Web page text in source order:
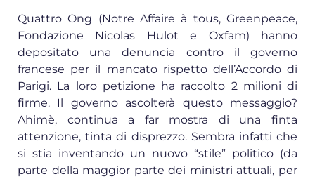
Quattro Ong (Notre Affaire à tous, Greenpeace,
Fondazione Nicolas Hulot e Oxfam) hanno
depositato una denuncia contro il governo
francese per il mancato rispetto dell’Accordo di
Parigi. La loro petizione ha raccolto 2 milioni di
firme. Il governo ascolterà questo messaggio?
Ahimè, continua a far mostra di una finta
attenzione, tinta di disprezzo. Sembra infatti che
si stia inventando un nuovo “stile” politico (da
parte della maggior parte dei ministri attuali, per